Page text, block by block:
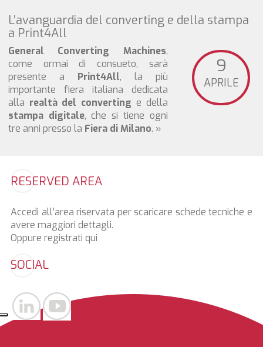
L’avanguardia del converting e della stampa
a Print4All
General Converting Machines,
come ormai di consueto, sarà
presente a Print4All, la più
importante fiera italiana dedicata
alla realtà del converting e della
stampa digitale, che si tiene ogni
tre anni presso la Fiera di Milano. »
9
APRILE
RESERVED AREA
Accedi all’area riservata per scaricare schede tecniche e
avere maggiori dettagli.
Oppure registrati qui
SOCIAL